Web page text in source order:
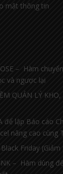
mật thông tin
– Hàm
và ngược lại
QUẢN LÝ
để lập Báo cáo
nâng cao cùng
Friday (Giảm
– Hàm dùng